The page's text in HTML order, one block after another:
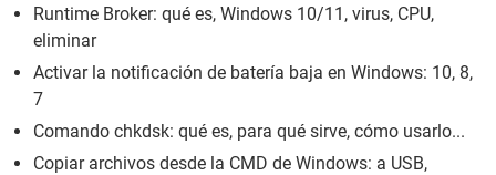
Runtime Broker: qué es, Windows 10/11, virus, CPU,
eliminar
Activar la notificación de batería baja en Windows: 10, 8,
7
Comando chkdsk: qué es, para qué sirve, cómo usarlo...
Copiar archivos desde la CMD de Windows: a USB,